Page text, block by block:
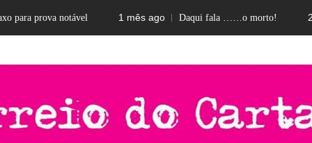
notável 1 mês ago Daqui fala ……o morto! 2 meses